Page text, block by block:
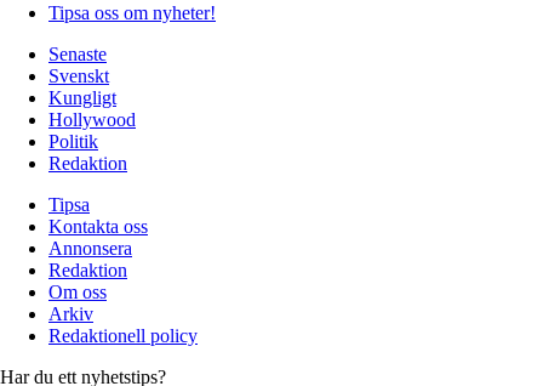
Tipsa oss om nyheter!
Senaste
Svenskt
Kungligt
Hollywood
Politik
Redaktion
Tipsa
Kontakta oss
Annonsera
Redaktion
Om oss
Arkiv
Redaktionell policy
Har du ett nyhetstips?